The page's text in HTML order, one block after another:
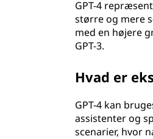
GPT-4
større og mere
med en højere
GPT-3.
Hvad er
GPT-4 kan
assistenter og
scenarier, hvor